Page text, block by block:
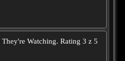
They're Watching. Rating 3 z 5